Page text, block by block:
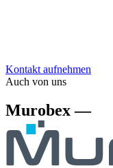
Kontakt aufnehmen
Auch von uns
Murobex —